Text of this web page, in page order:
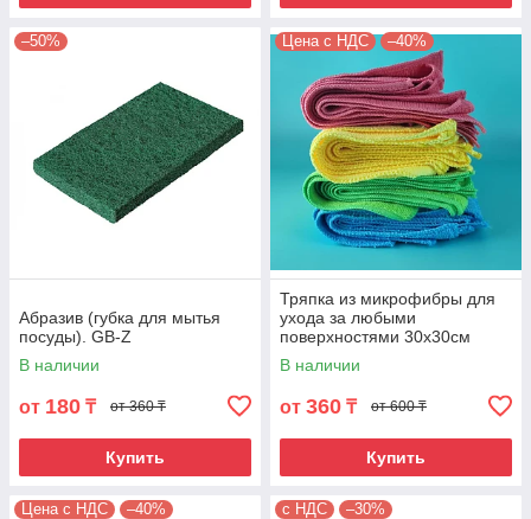
–50%
Абразив (губка для мытья
посуды). GB-Z
В наличии
от 180 ₸ от 360 ₸
Купить
Цена с НДС –40%
Тряпка из микрофибры для
ухода за любыми
поверхностями 30х30см
320гр/м2. Цвет зеленый. MF-
279
В наличии
от 360 ₸ от 600 ₸
Купить
Цена с НДС –40% с НДС –30%